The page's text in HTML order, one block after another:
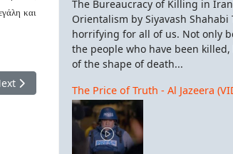
και
article: Κύριε Μελανσόν, η ευπρέπεια
The Bureaucracy of Killing in
Orientalism by Siyavash Shahabi
horrifying for all of us. Not only
the people who have been
of the shape of death...
The Price of Truth - Al Jazeera